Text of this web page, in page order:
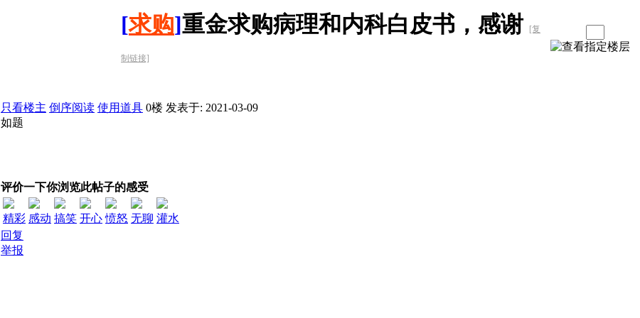
[求购]重金求购病理和内科白皮书，感谢 [复
制链接]
只看楼主 倒序阅读 使用道具 0楼 发表于: 2021-03-09
如题
评价一下你浏览此帖子的感受
精彩 感动 搞笑 开心 愤怒 无聊 灌水
回复
举报